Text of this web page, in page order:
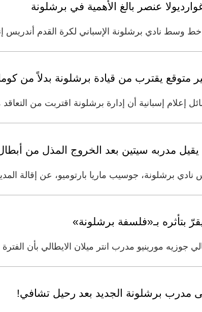
غوارديولا عنصر بالغ الأهمية في برشلونة
وسط نادي برشلونة الإسباني لكرة القدم أندريس
متوقع يقترب من قيادة برشلونة بدلاً من
إعلام إسبانية أن إدارة برشلونة اقتربت من
يقيل مدربه سيتين بعد الخروج المذل من أبطال
نادي برشلونة، جوسيب ماريا بارتوميو، عن إقالة
بتأثره بـ«فلسفة برشلونة»
جوزيه مورينيو مدرب انتر ميلان الايطالي بأن
مدرب برشلونة الجديد بعد رحيل تشافي!